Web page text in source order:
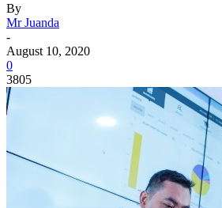
By
Mr Juanda
-
August 10, 2020
0
3805